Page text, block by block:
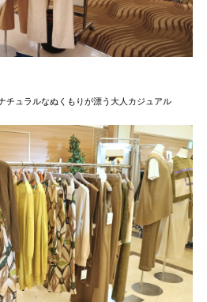
チュラルなぬくもりが漂う大人カジュアル